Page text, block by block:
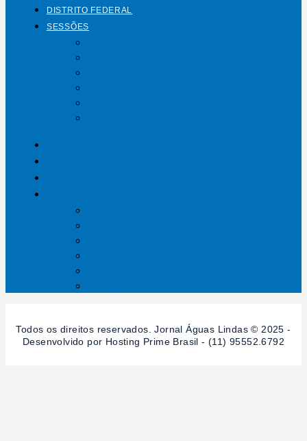
DISTRITO FEDERAL
SESSÕES
Todos os direitos reservados. Jornal Águas Lindas © 2025 -
Desenvolvido por Hosting Prime Brasil - (11) 95552.6792